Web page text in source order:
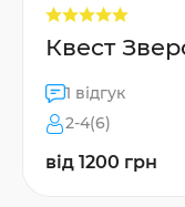
Квест
1 відгук
2-4(6)
від 1200 грн